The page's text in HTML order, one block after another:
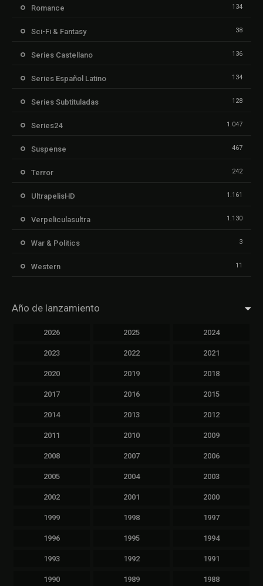
Romance 134
Sci-Fi & Fantasy 38
Series Castellano 136
Series Español Latino 134
Series Subtituladas 128
Series24 1.047
Suspense 467
Terror 242
UltrapelisHD 1.161
Verpeliculasultra 1.130
War & Politics 3
Western 11
Año de lanzamiento
2026 2025 2024
2023 2022 2021
2020 2019 2018
2017 2016 2015
2014 2013 2012
2011 2010 2009
2008 2007 2006
2005 2004 2003
2002 2001 2000
1999 1998 1997
1996 1995 1994
1993 1992 1991
1990 1989 1988